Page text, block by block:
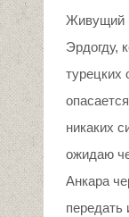
Живущий
Эрдогду,
турецких
никаких
ожидаю
Анкара
передать